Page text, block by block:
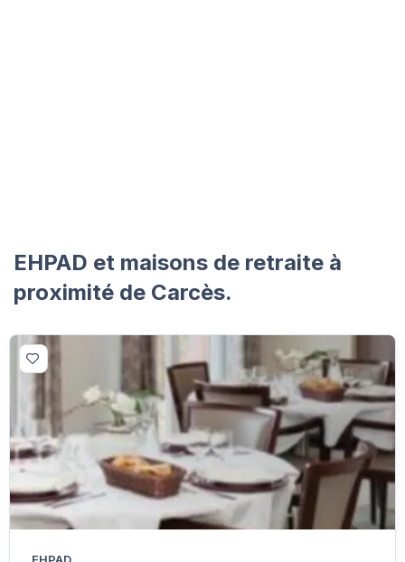
EHPAD et maisons de retraite à
proximité de Carcès.
EHPAD